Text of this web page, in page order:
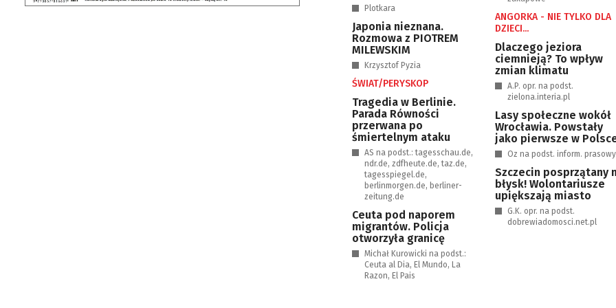
Plotkara
Japonia nieznana.
Rozmowa z PIOTREM
MILEWSKIM
Krzysztof Pyzia
ŚWIAT/PERYSKOP
Tragedia w Berlinie.
Parada Równości
przerwana po
śmiertelnym ataku
AS na podst.: tagesschau.de,
ndr.de, zdfheute.de, taz.de,
tagesspiegel.de,
berlinmorgen.de, berliner-
zeitung.de
Ceuta pod naporem
migrantów. Policja
otworzyła granicę
Michał Kurowicki na podst.:
Ceuta al Dia, El Mundo, La
Razon, El Pais
ANGORKA - NIE TYLKO DLA
DZIECI...
Dlaczego jeziora
ciemnieją? To wpływ
zmian klimatu
A.P. opr. na podst.
zielona.interia.pl
Lasy społeczne wokół
Wrocławia. Powstały
jako pierwsze w
Oz na podst. inform.
Szczecin posprzątany
błysk! Wolontariusze
upiększają miasto
G.K. opr. na podst.
dobrewiadomosci.net.pl